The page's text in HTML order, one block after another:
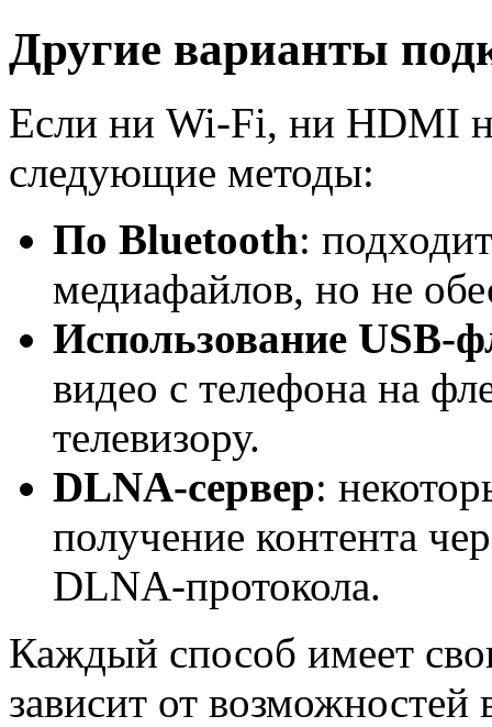
Другие варианты
Если ни Wi-Fi, ни HDMI
следующие методы:
По Bluetooth:
медиафайлов, но не
Использование USB-
видео с телефона на
телевизору.
DLNA-сервер:
получение контента
DLNA-протокола.
Каждый способ имеет
зависит от